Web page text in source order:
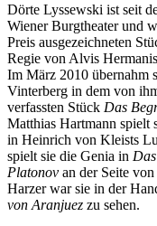
Dörte Lyssewski ist seit
Wiener Burgtheater und
Preis ausgezeichneten
Regie von Alvis
Im März 2010 übernahm
Vinterberg in dem von
verfassten Stück Das
Matthias Hartmann spielt
in Heinrich von Kleists
spielt sie die Genia in
Platonov an der Seite
Harzer war sie in der
von Aranjuez zu sehen.